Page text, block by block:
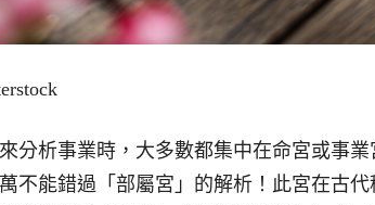
分析事業時，大多數都集中在命宮或事
不能錯過「部屬宮」的解析！此宮在古